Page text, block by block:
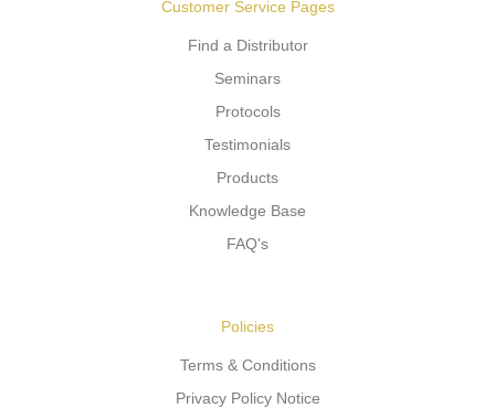
Customer Service Pages
Find a Distributor
Seminars
Protocols
Testimonials
Products
Knowledge Base
FAQ's
Policies
Terms & Conditions
Privacy Policy Notice